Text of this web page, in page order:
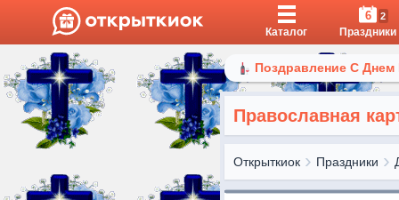
Каталог
6 2
Праздники
Поздравление С
Православная
Открыткиок Праздники